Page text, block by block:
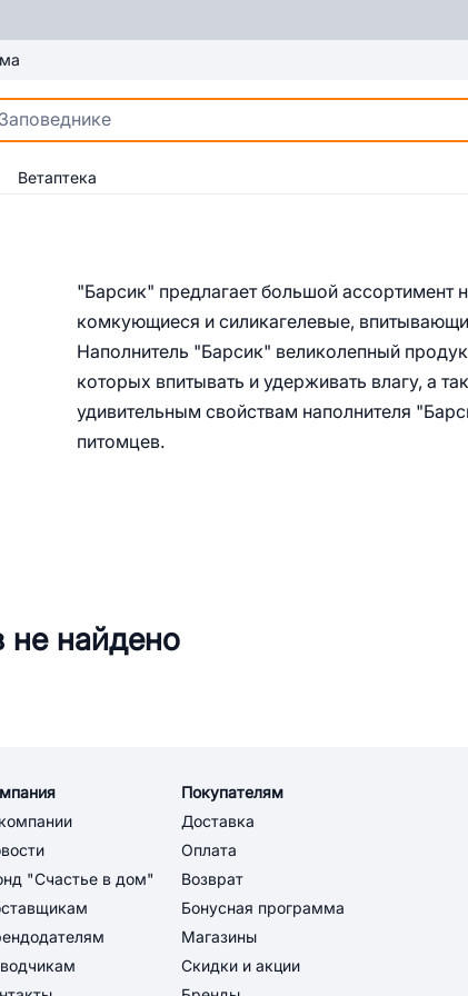
Ветаптека
"Барсик" предлагает большой ассортимент
комкующиеся и силикагелевые,
Наполнитель "Барсик" великолепный
которых впитывать и удерживать влагу, а
удивительным свойствам наполнителя
питомцев.
не найдено
"Счастье в дом"
Покупателям
Доставка
Оплата
Возврат
Бонусная программа
Магазины
Скидки и акции